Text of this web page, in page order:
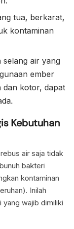
tua, berkarat,
kontaminan
selang air yang
ember
dan kotor, dapat
Kebutuhan
air saja tidak
bakteri
kontaminan
Inilah
wajib dimiliki